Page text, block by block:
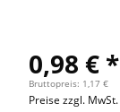
0,98 € *
Bruttopreis: 1,17 €
Preise zzgl. MwSt.